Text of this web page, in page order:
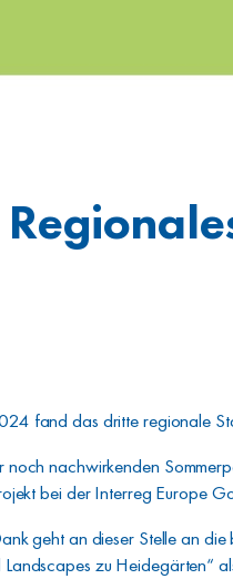
fand das dritte regionale
nachwirkenden
bei der Interreg Europe
geht an dieser Stelle an
zu Heidegärten“